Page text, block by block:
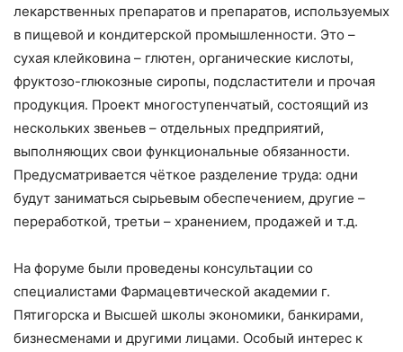
лекарственных препаратов и препаратов, используемых
в пищевой и кондитерской промышленности. Это –
сухая клейковина – глютен, органические кислоты,
фруктозо-глюкозные сиропы, подсластители и прочая
продукция. Проект многоступенчатый, состоящий из
нескольких звеньев – отдельных предприятий,
выполняющих свои функциональные обязанности.
Предусматривается чёткое разделение труда: одни
будут заниматься сырьевым обеспечением, другие –
переработкой, третьи – хранением, продажей и т.д.
На форуме были проведены консультации со
специалистами Фармацевтической академии г.
Пятигорска и Высшей школы экономики, банкирами,
бизнесменами и другими лицами. Особый интерес к